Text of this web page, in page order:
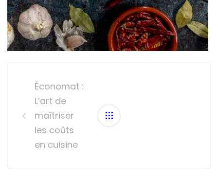
navigationÉconomat :
L’art de
maîtriser
les coûts
en cuisine